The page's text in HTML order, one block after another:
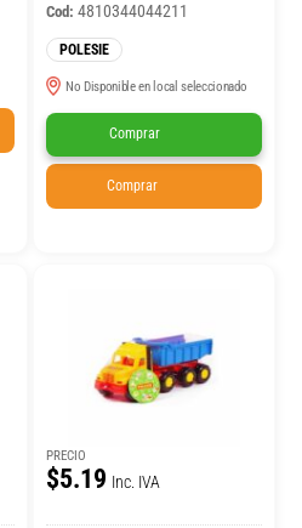
Cod: 4810344044211
POLESIE
No Disponible en local seleccionado
Comprar
Comprar
PRECIO
$5.19 Inc. IVA